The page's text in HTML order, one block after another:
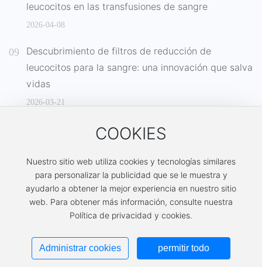
leucocitos en las transfusiones de sangre
2026-04-08
Descubrimiento de filtros de reducción de
leucocitos para la sangre: una innovación que salva
vidas
2026-03-21
COOKIES
Nuestro sitio web utiliza cookies y tecnologías similares
para personalizar la publicidad que se le muestra y
ayudarlo a obtener la mejor experiencia en nuestro sitio
web. Para obtener más información, consulte nuestra
Política de privacidad y cookies.
Administrar cookies permitir todo
Todos los derechos reservados ©2024 Nanjing Shuangwei Biomedical
Technology Co., Ltd.
苏ICP备05023847号-3 Desarrollado por: www.300.cn
Licencia comercial